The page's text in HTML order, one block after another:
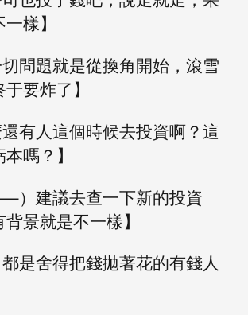
樣】
切問題就是從換角開始，滾雪
要炸了】
還有人這個時候去投資啊？這
嗎？】
）建議去查一下新的投資
景就是不一樣】
都是舍得把錢拋著花的有錢人